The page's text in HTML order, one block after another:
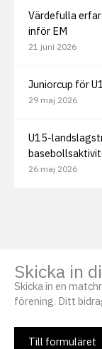
Värdefulla
inför EM
21 juni 2026
Juniorcup för
29 maj 2026
U15-
26 maj 2026
Skicka in
Skicka in en
förening. Ditt
Till formuläret